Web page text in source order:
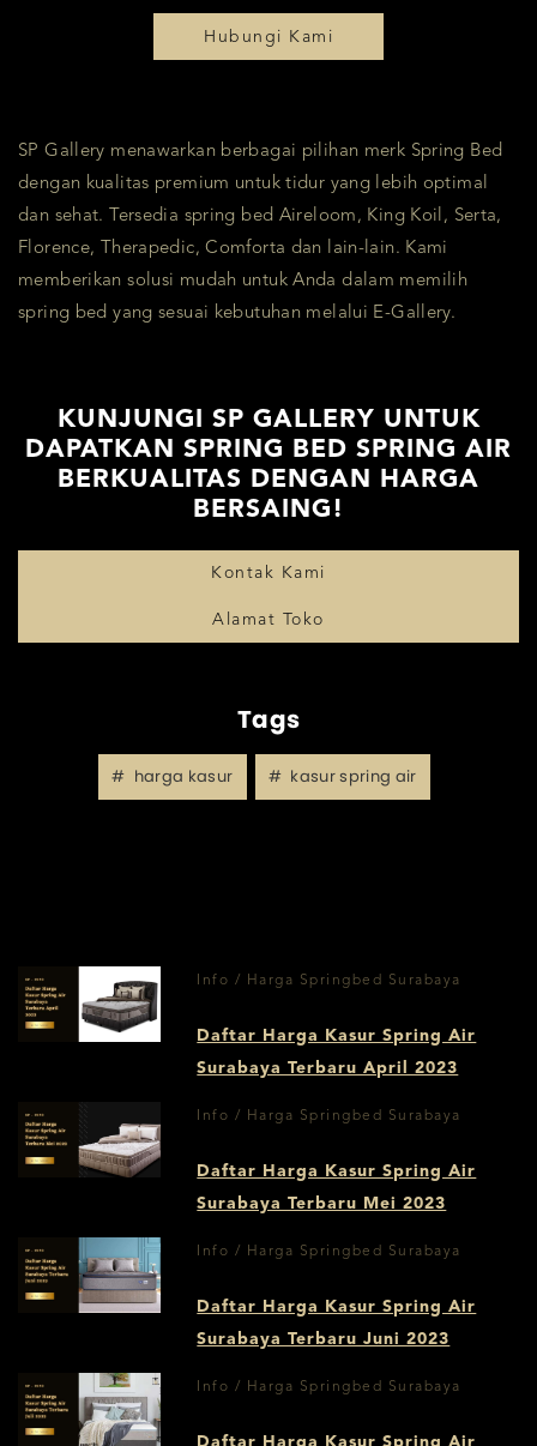
Hubungi Kami
SP Gallery menawarkan berbagai pilihan merk Spring Bed
dengan kualitas premium untuk tidur yang lebih optimal
dan sehat. Tersedia spring bed Aireloom, King Koil, Serta,
Florence, Therapedic, Comforta dan lain-lain. Kami
memberikan solusi mudah untuk Anda dalam memilih
spring bed yang sesuai kebutuhan melalui E-Gallery.
KUNJUNGI SP GALLERY UNTUK
DAPATKAN SPRING BED SPRING AIR
BERKUALITAS DENGAN HARGA
BERSAING!
Kontak Kami
Alamat Toko
Tags
harga kasur kasur spring air
Info / Harga Springbed Surabaya
Daftar Harga Kasur Spring Air
Surabaya Terbaru April 2023
Info / Harga Springbed Surabaya
Daftar Harga Kasur Spring Air
Surabaya Terbaru Mei 2023
Info / Harga Springbed Surabaya
Daftar Harga Kasur Spring Air
Surabaya Terbaru Juni 2023
Info / Harga Springbed Surabaya